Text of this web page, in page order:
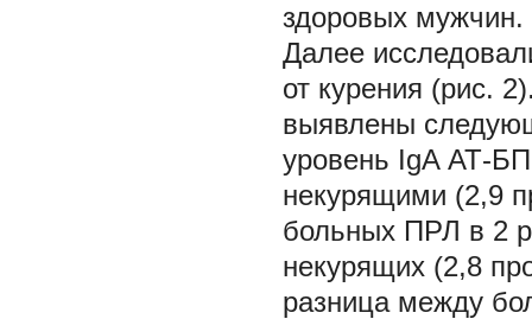
здоровых мужчин.
Далее
от курения (рис.
выявлены
уровень IgA АТ-
некурящими (2,9
больных ПРЛ в 2
некурящих (2,8
разница между